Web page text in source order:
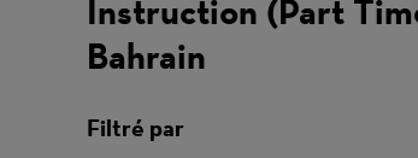
Instruction (Part
Bahrain
Filtré par